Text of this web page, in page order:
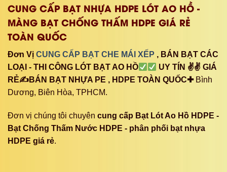
CUNG CẤP BẠT NHỰA HDPE LÓT AO HỒ -
MÀNG BẠT CHỐNG THẤM HDPE GIÁ RẺ
TOÀN QUỐC
Đơn Vị CUNG CẤP BẠT CHE MÁI XẾP , BÁN BẠT CÁC
LOẠI - THI CÔNG LÓT BẠT AO HỒ
UY TÍN ✌✌ GIÁ
RẺ✍BÁN BẠT NHỰA PE , HDPE TOÀN QUỐC✚Bình
Dương, Biên Hòa, TPHCM.
Đơn vị chúng tôi chuyên cung cấp Bạt Lót Ao Hồ HDPE -
Bạt Chống Thấm Nước HDPE - phân phối bạt nhựa
HDPE giá rẻ.